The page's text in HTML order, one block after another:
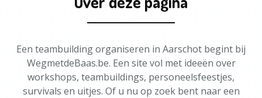
Een teambuilding organiseren in Aarschot begint bij
WegmetdeBaas.be. Een site vol met ideeën over
workshops, teambuildings, personeelsfeestjes,
survivals en uitjes. Of u nu op zoek bent naar een